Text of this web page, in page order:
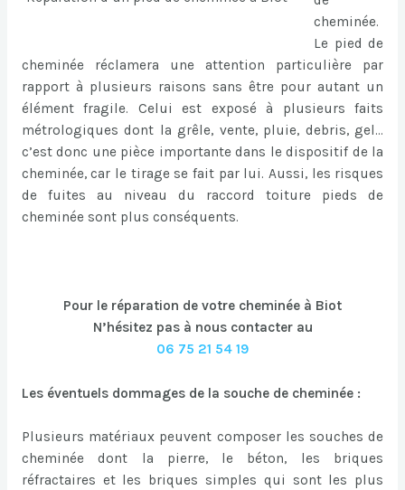
cheminée.
Le pied de
cheminée réclamera une attention particulière par
rapport à plusieurs raisons sans être pour autant un
élément fragile. Celui est exposé à plusieurs faits
métrologiques dont la grêle, vente, pluie, debris, gel…
c’est donc une pièce importante dans le dispositif de la
cheminée, car le tirage se fait par lui. Aussi, les risques
de fuites au niveau du raccord toiture pieds de
cheminée sont plus conséquents.
Pour le réparation de votre cheminée à Biot
N’hésitez pas à nous contacter au
06 75 21 54 19
Les éventuels dommages de la souche de cheminée :
Plusieurs matériaux peuvent composer les souches de
cheminée dont la pierre, le béton, les briques
réfractaires et les briques simples qui sont les plus